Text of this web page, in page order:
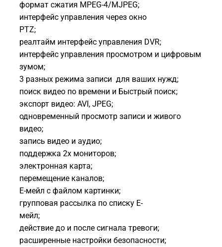
формат сжатия MPEG-4/MJPEG;
интерфейс управления через окно
PTZ;
реалтайм интерфейс управления DVR;
интерфейс управления просмотром и цифровым
зумом;
3 разных режима записи для ваших нужд;
поиск видео по времени и Быстрый поиск;
экспорт видео: AVI, JPEG;
одновременный просмотр записи и живого
видео;
запись видео и аудио;
поддержка 2х мониторов;
электронная карта;
перемещение каналов;
Е-мейл с файлом картинки;
групповая рассылка по списку Е-
мейл;
действие до и после сигнала тревоги;
расширенные настройки безопасности;